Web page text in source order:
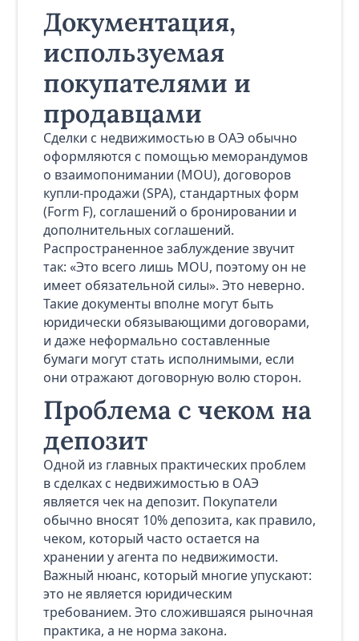
Документация,
используемая
покупателями и
продавцами
Сделки с недвижимостью в ОАЭ обычно
оформляются с помощью меморандумов
о взаимопонимании (MOU), договоров
купли-продажи (SPA), стандартных форм
(Form F), соглашений о бронировании и
дополнительных соглашений.
Распространенное заблуждение звучит
так: «Это всего лишь MOU, поэтому он не
имеет обязательной силы». Это неверно.
Такие документы вполне могут быть
юридически обязывающими договорами,
и даже неформально составленные
бумаги могут стать исполнимыми, если
они отражают договорную волю сторон.
Проблема с чеком на
депозит
Одной из главных практических проблем
в сделках с недвижимостью в ОАЭ
является чек на депозит. Покупатели
обычно вносят 10% депозита, как правило,
чеком, который часто остается на
хранении у агента по недвижимости.
Важный нюанс, который многие упускают:
это не является юридическим
требованием. Это сложившаяся рыночная
практика, а не норма закона.